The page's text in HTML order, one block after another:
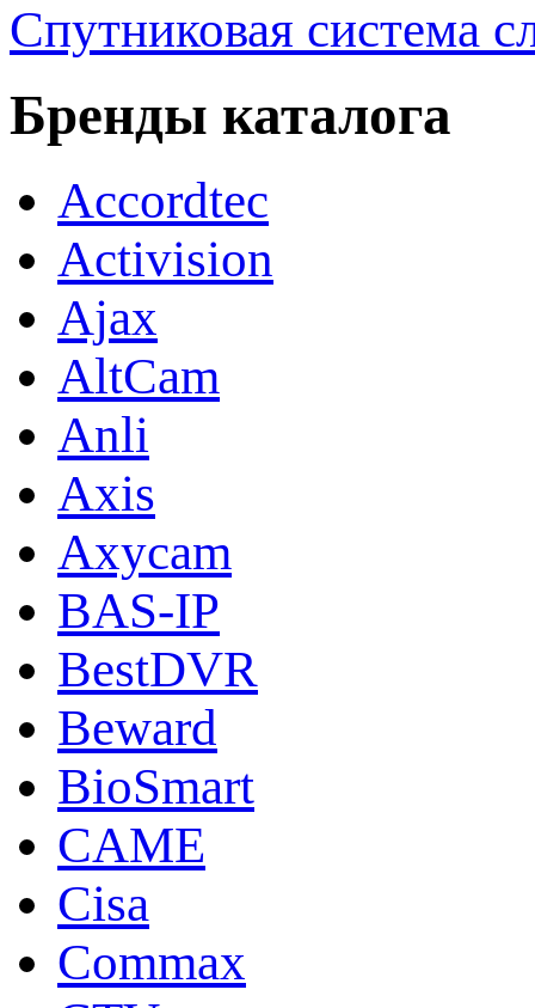
Спутниковая система
Бренды каталога
Accordtec
Activision
Ajax
AltCam
Anli
Axis
Axycam
BAS-IP
BestDVR
Beward
BioSmart
CAME
Cisa
Commax